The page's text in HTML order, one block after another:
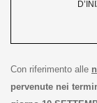
Con riferimento alle
pervenute nei